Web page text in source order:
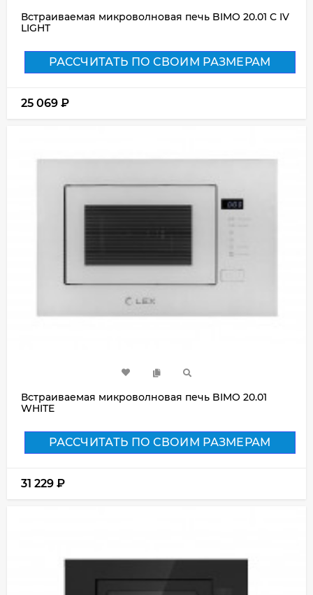
Встраиваемая микроволновая печь BIMO 20.01 C IV
LIGHT
РАССЧИТАТЬ ПО СВОИМ РАЗМЕРАМ
25 069 ₽
Встраиваемая микроволновая печь BIMO 20.01
WHITE
РАССЧИТАТЬ ПО СВОИМ РАЗМЕРАМ
31 229 ₽